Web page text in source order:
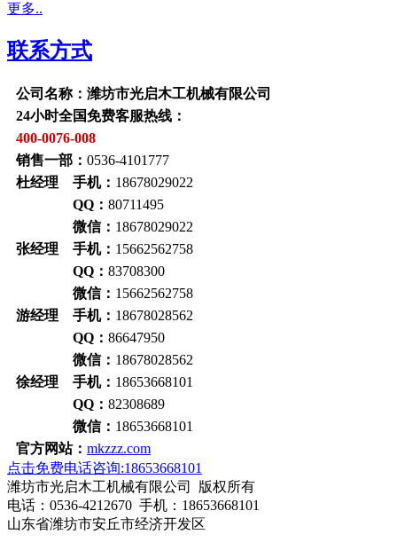
更多..
联系方式
公司名称：潍坊市光启木工机械有限公司
24小时全国免费客服热线：
400-0076-008
销售一部： 0536-4101777
杜经理 手机： 18678029022
QQ： 80711495
微信： 18678029022
张经理 手机： 15662562758
QQ： 83708300
微信： 15662562758
游经理 手机： 18678028562
QQ： 86647950
微信： 18678028562
徐经理 手机： 18653668101
QQ： 82308689
微信： 18653668101
官方网站： mkzzz.com
点击免费电话咨询:18653668101
潍坊市光启木工机械有限公司 版权所有
电话：0536-4212670 手机：18653668101
山东省潍坊市安丘市经济开发区